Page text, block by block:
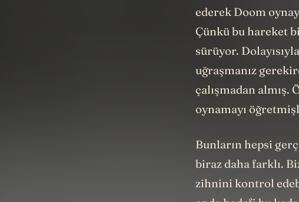
ederek Doom
Çünkü bu hareket
sürüyor.
uğraşmanız
çalışmadan
oynamayı
Bunların hepsi
biraz daha farklı.
zihnini kontrol